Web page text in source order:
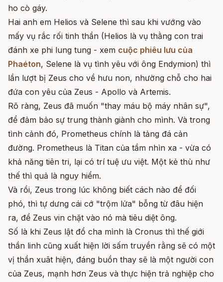
ho cò gáy.
Hai anh em Helios và Selene thì sau khi vướng vào
mấy vụ rắc rối tinh thần (Helios là vụ thằng con trai
đánh xe phi lung tung - xem cuộc phiêu lưu của
Phaéton, Selene là vụ tình yêu với ông Endymion) thì
lần lượt bị Zeus cho về hưu non, nhường chỗ cho hai
đứa con yêu của Zeus - Apollo và Artemis.
Rõ ràng, Zeus đã muốn "thay máu bộ máy nhân sự",
để đảm bảo sự trung thành giành cho mình. Và trong
tình cảnh đó, Prometheus chính là tảng đá cản
đường. Prometheus là Titan của tầm nhìn xa - vừa có
khả năng tiên tri, lại có trí tuệ ưu việt. Một kẻ thù như
thế thì quả là nguy hiểm.
Và rồi, Zeus trong lúc không biết cách nào để đối
phó, thì tự dưng cái cớ "trộm lửa" bỗng từ đâu hiện
ra, để Zeus vin chặt vào nó mà tiêu diệt ông.
Số là khi Zeus lật đổ cha mình là Cronus thì thế giới
thần linh cũng xuất hiện lời sấm truyền rằng sẽ có một
vị thần xuât hiện, đáng buồn thay sẽ là một người con
của Zeus, mạnh hơn Zeus và thực hiện trả nghiệp cho